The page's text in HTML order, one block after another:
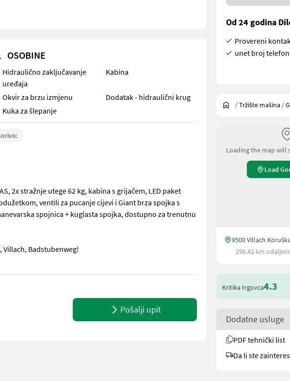
OSOBINE
Hidraulično zaključavanje
uređaja
Kabina
Okvir za brzu izmjenu
Dodatak - hidraulični krug
Kuka za šlepanje
2x stražnje utege 62 kg, kabina s grijačem, LED paket
ventili za pucanje cijevi i Giant brza spojka s
spojnica + kuglasta spojka, dostupno za trenutnu
Villach, Badstubenweg!
AS, 2x stražnje utege 62 kg, kabina s grijačem, LED paket rasvjete, cestovna
Pošalji upit
Od 24 godina
Provereni
unet broj
/Tržište mašina /
Loading the map will
Load
9500 Villach Koruška
296.42 km
Kritika trgovca4.3
Dodatne usluge
PDF tehnički list
Da li ste